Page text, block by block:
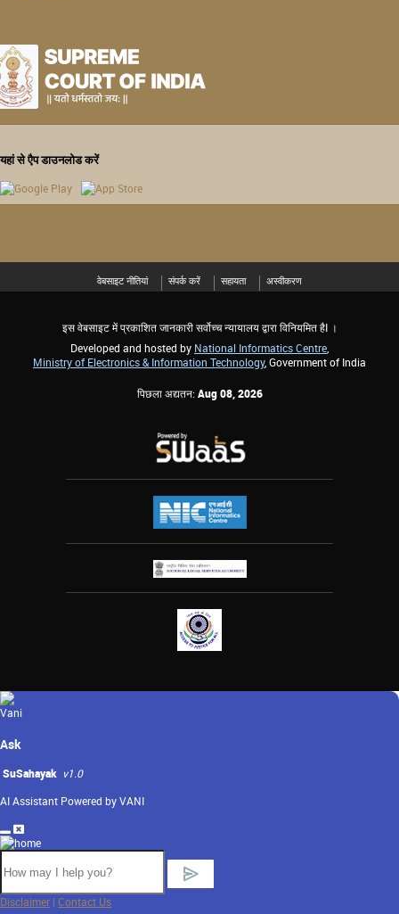
यहां से एैप डाउनलोड करें
वेबसाइट नीतियां संपर्क करें सहायता अस्वीकरण
इस वेबसाइट में प्रकाशित जानकारी सर्वोच्च न्यायालय द्वारा विनियमित हैI ।
Developed and hosted by National Informatics Centre
Ministry of Electronics & Information Technology, Government of India
पिछला अद्यतन: Aug 08, 2026
Ask
SuSahayak v1.0
AI Assistant Powered by VANI
Disclaimer | Contact Us